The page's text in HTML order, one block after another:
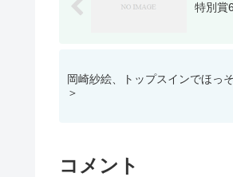
特別賞
岡崎紗絵、トップスインでほっ
＞
コメント